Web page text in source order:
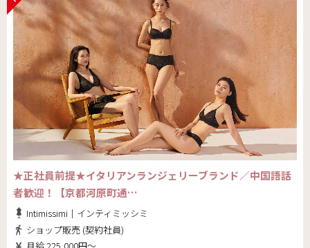
★正社員前提★イタリアンランジェリーブランド／中国語話
者歓迎！【京都河原町通…
Intimissimi｜インティミッシミ
ショップ販売 (契約社員)